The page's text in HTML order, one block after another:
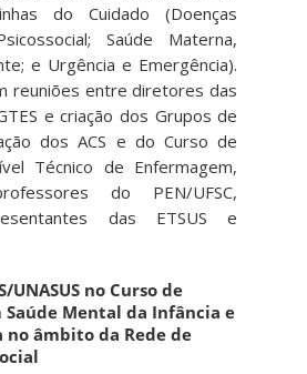
do Cuidado (Doenças
Saúde Materna,
e Urgência e Emergência).
reuniões entre diretores das
e criação dos Grupos de
dos ACS e do Curso de
Técnico de Enfermagem,
do PEN/UFSC,
das ETSUS e
UNASUS no Curso de
Saúde Mental da Infância e
no âmbito da Rede de